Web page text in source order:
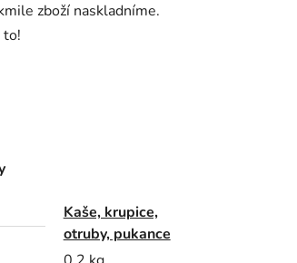
zboží naskladníme.
to!
Kaše, krupice,
otruby, pukance